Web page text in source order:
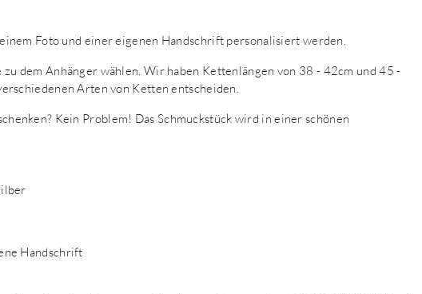
Foto und einer eigenen Handschrift personalisiert werden.
dem Anhänger wählen. Wir haben Kettenlängen von 38 - 42cm und 45 -
Arten von Ketten entscheiden.
Kein Problem! Das Schmuckstück wird in einer schönen
Handschrift